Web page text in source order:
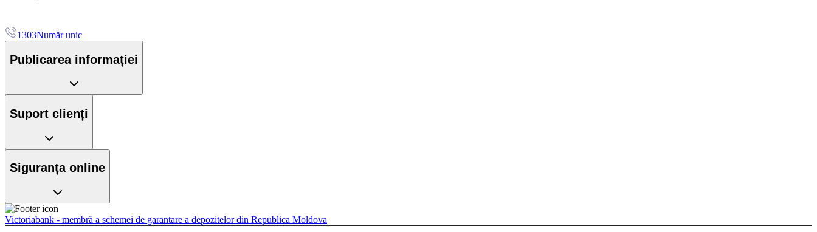
1303Număr unic
Publicarea informației
Suport clienți
Siguranța online
Victoriabank - membră a schemei de garantare a depozitelor din Republica Moldova